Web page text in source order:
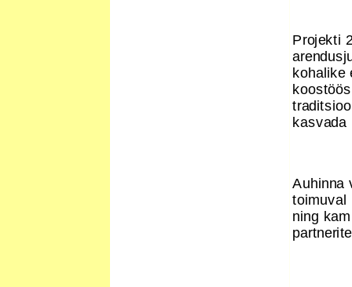
Projekti
kohalike
kasvada
Auhinna
toimuval
ning